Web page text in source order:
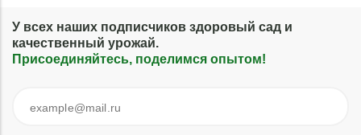
У всех наших подписчиков здоровый сад и
качественный урожай.
Присоединяйтесь, поделимся опытом!